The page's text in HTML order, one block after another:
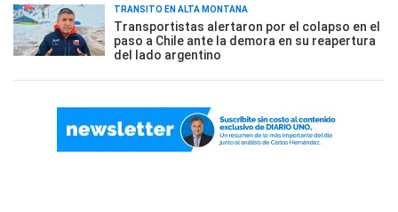
TRÁNSITO EN ALTA MONTAÑA
Transportistas alertaron por el colapso en el
paso a Chile ante la demora en su reapertura
del lado argentino